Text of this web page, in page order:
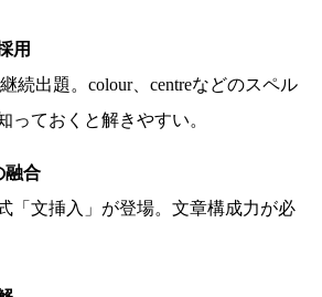
用
続出題。colour、centreなどのスペル
っておくと解きやすい。
融合
「文挿入」が登場。文章構成力が必